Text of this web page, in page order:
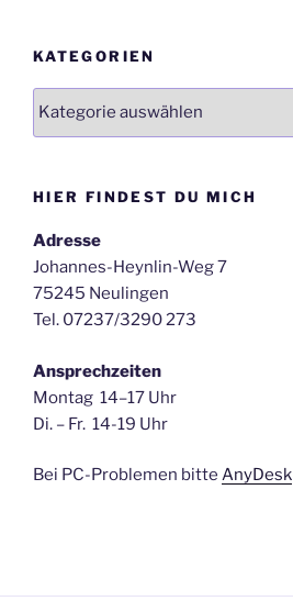
KATEGORIEN
HIER FINDEST DU MICH
Adresse
Johannes-Heynlin-Weg 7
75245 Neulingen
Tel. 07237/3290 273
Ansprechzeiten
Montag 14–17 Uhr
Di. – Fr. 14-19 Uhr
Bei PC-Problemen bitte AnyDesk